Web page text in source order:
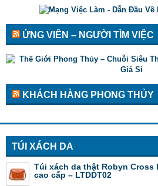
ỨNG VIÊN – NGƯỜI TÌM VIỆC
KHÁCH HÀNG PHONG THỦY
TÚI XÁCH DA
Túi xách da thật Robyn Cross
cao cấp – LTDDT02